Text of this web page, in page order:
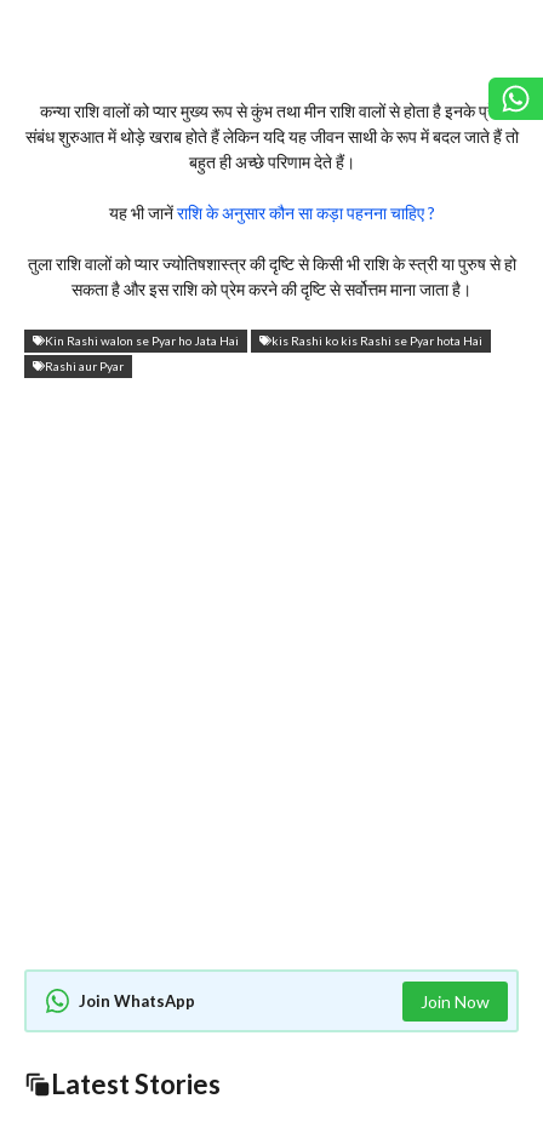
कन्या राशि वालों को प्यार मुख्य रूप से कुंभ तथा मीन राशि वालों से होता है इनके प्रेम
संबंध शुरुआत में थोड़े खराब होते हैं लेकिन यदि यह जीवन साथी के रूप में बदल जाते हैं तो
बहुत ही अच्छे परिणाम देते हैं।
यह भी जानेंराशि के अनुसार कौन सा कड़ा पहनना चाहिए ?
तुला राशि वालों को प्यार ज्योतिषशास्त्र की दृष्टि से किसी भी राशि के स्त्री या पुरुष से हो
सकता है और इस राशि को प्रेम करने की दृष्टि से सर्वोत्तम माना जाता है।
Kin Rashi walon se Pyar ho Jata Hai
kis Rashi ko kis Rashi se Pyar hota Hai
Rashi aur Pyar
Join WhatsApp Join Now
Latest Stories